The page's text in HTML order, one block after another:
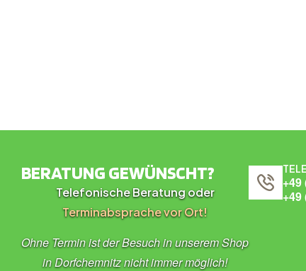
BERATUNG GEWÜNSCHT?
Telefonische Beratung oder
Terminabsprache vor Ort!
Ohne Termin ist der Besuch in unserem Shop
in Dorfchemnitz nicht immer möglich!
+49
+49